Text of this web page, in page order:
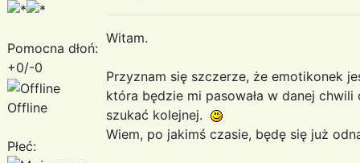
Pomocna dłoń:
+0/-0
Offline
Płeć:
Witam.
Przyznam się szczerze, że emotikonek
która będzie mi pasowała w danej
szukać kolejnej.
Wiem, po jakimś czasie, będę się już